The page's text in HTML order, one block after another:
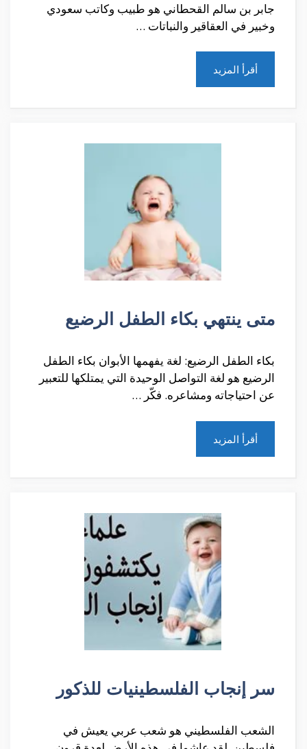
جابر بن سالم القحطاني هو طبيب وكاتب سعودي
وخبير في العقاقير والنباتات …
أقرأ المزيد
متى ينتهي بكاء الطفل الرضيع
بكاء الطفل الرضيع: لغة يفهمها الأبوان بكاء الطفل
الرضيع هو لغة التواصل الوحيدة التي يمتلكها للتعبير
عن احتياجاته ومشاعره. فكّر …
أقرأ المزيد
سر إنجاب الفلسطينيات للذكور
الشعب الفلسطيني هو شعب عربي يعيش في